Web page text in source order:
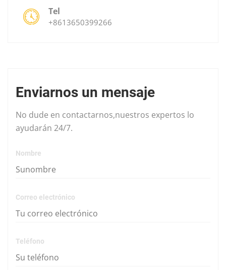
Tel
+8613650399266
Enviarnos un mensaje
No dude en contactarnos,nuestros expertos lo
ayudarán 24/7.
Nombre
Correo electrónico
Teléfono